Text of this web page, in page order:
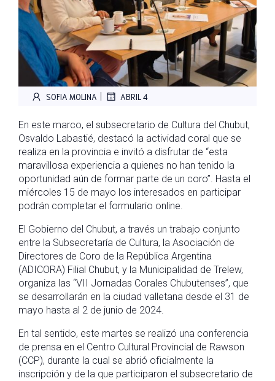
SOFIA MOLINA | ABRIL 4
En este marco, el subsecretario de Cultura del Chubut,
Osvaldo Labastié, destacó la actividad coral que se
realiza en la provincia e invitó a disfrutar de “esta
maravillosa experiencia a quienes no han tenido la
oportunidad aún de formar parte de un coro”. Hasta el
miércoles 15 de mayo los interesados en participar
podrán completar el formulario online.
El Gobierno del Chubut, a través un trabajo conjunto
entre la Subsecretaría de Cultura, la Asociación de
Directores de Coro de la República Argentina
(ADICORA) Filial Chubut, y la Municipalidad de Trelew,
organiza las “VII Jornadas Corales Chubutenses”, que
se desarrollarán en la ciudad valletana desde el 31 de
mayo hasta al 2 de junio de 2024.
En tal sentido, este martes se realizó una conferencia
de prensa en el Centro Cultural Provincial de Rawson
(CCP), durante la cual se abrió oficialmente la
inscripción y de la que participaron el subsecretario de